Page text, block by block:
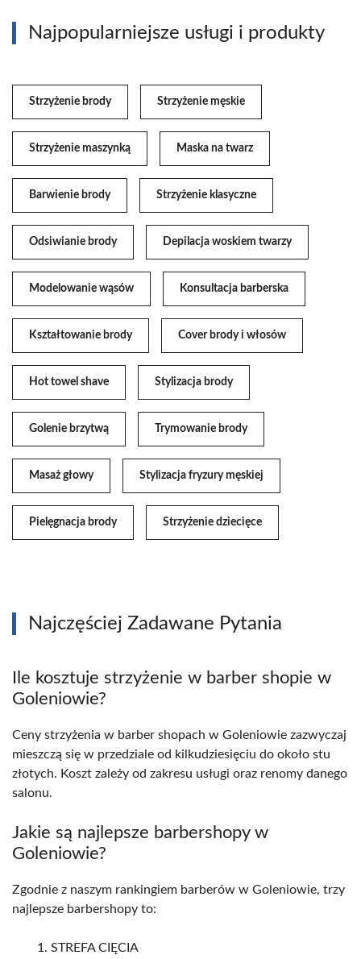
Najpopularniejsze usługi i produkty
Strzyżenie brody Strzyżenie męskie
Strzyżenie maszynką Maska na twarz
Barwienie brody Strzyżenie klasyczne
Odsiwianie brody Depilacja woskiem twarzy
Modelowanie wąsów Konsultacja barberska
Kształtowanie brody Cover brody i włosów
Hot towel shave Stylizacja brody
Golenie brzytwą Trymowanie brody
Masaż głowy Stylizacja fryzury męskiej
Pielęgnacja brody Strzyżenie dziecięce
Najczęściej Zadawane Pytania
Ile kosztuje strzyżenie w barber shopie w
Goleniowie?
Ceny strzyżenia w barber shopach w Goleniowie zazwyczaj
mieszczą się w przedziale od kilkudziesięciu do około stu
złotych. Koszt zależy od zakresu usługi oraz renomy danego
salonu.
Jakie są najlepsze barbershopy w
Goleniowie?
Zgodnie z naszym rankingiem barberów w Goleniowie, trzy
najlepsze barbershopy to:
STREFA CIĘCIA